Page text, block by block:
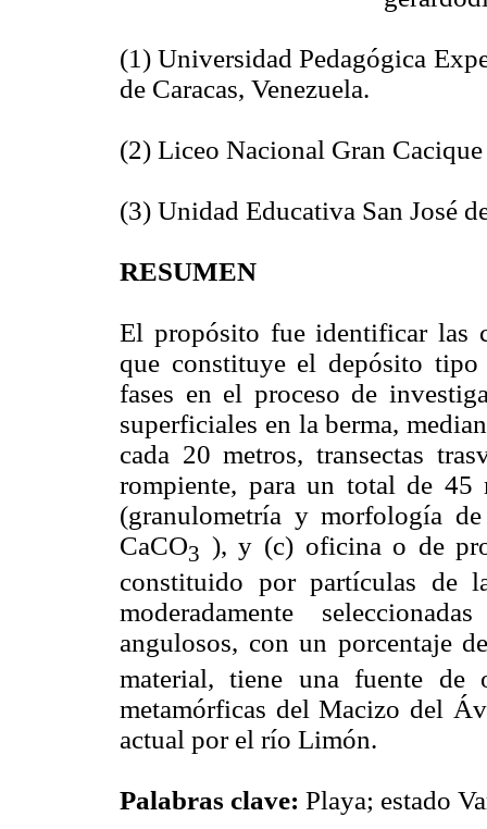
(1) Universidad Pedagógica
de Caracas, Venezuela.
(2) Liceo Nacional Gran
(3) Unidad Educativa San José
RESUMEN
El propósito fue identificar las
que constituye el depósito
fases en el proceso de
superficiales en la berma,
cada 20 metros, transectas
rompiente, para un total de 45
(granulometría y morfología
CaCO3 ), y (c) oficina o de
constituido por partículas de
moderadamente
angulosos, con un porcentaje
material, tiene una fuente de
metamórficas del Macizo del
actual por el río Limón.
Palabras clave: Playa; estado